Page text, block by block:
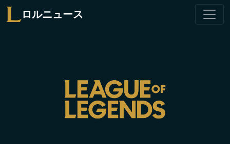
ロルニュース